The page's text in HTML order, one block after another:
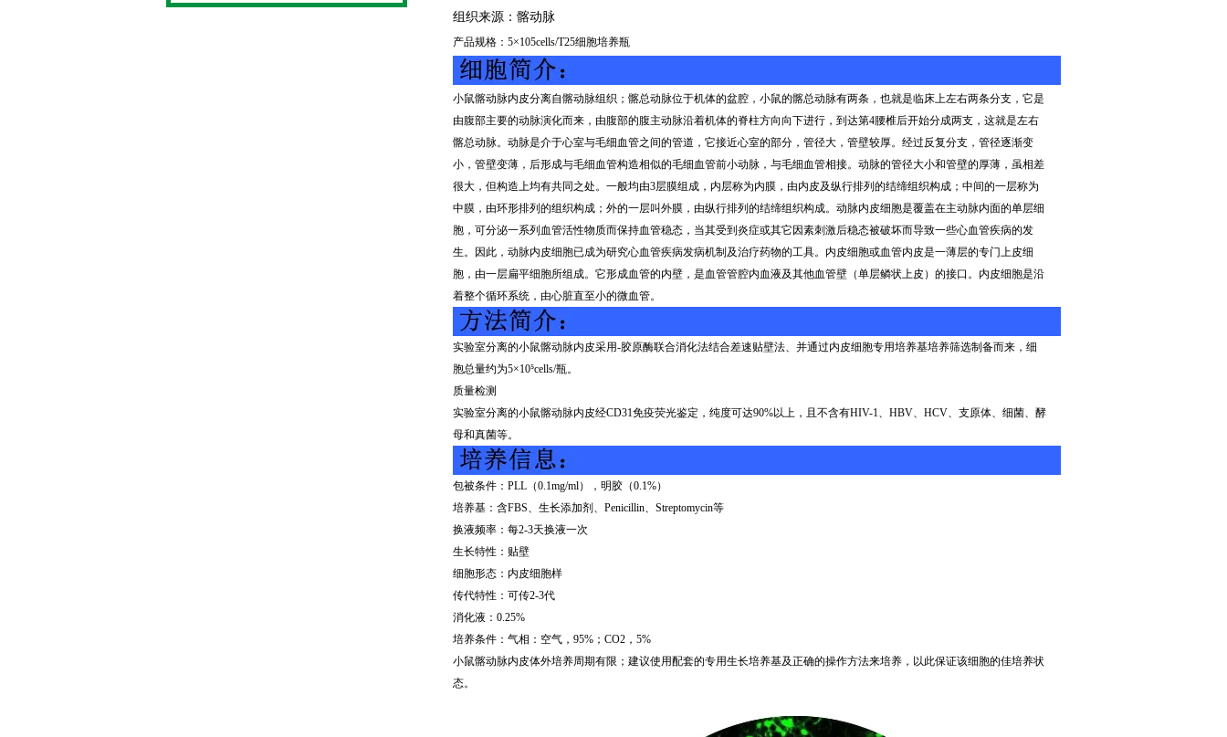
激研究精准检测工具
组织来源： 髂动脉
产品规格： 5×105cells/T25细胞培养瓶
小鼠髂动脉内皮分离自髂动脉组织；髂总动脉位于机体的盆腔，小鼠的髂总动脉有两条，也就是临床上左右两条分支，它是
由腹部主要的动脉演化而来，由腹部的腹主动脉沿着机体的脊柱方向向下进行，到达第4腰椎后开始分成两支，这就是左右
髂总动脉。动脉是介于心室与毛细血管之间的管道，它接近心室的部分，管径大，管壁较厚。经过反复分支，管径逐渐变
小，管壁变薄，后形成与毛细血管构造相似的毛细血管前小动脉，与毛细血管相接。动脉的管径大小和管壁的厚薄，虽相差
很大，但构造上均有共同之处。一般均由3层膜组成，内层称为内膜，由内皮及纵行排列的结缔组织构成；中间的一层称为
中膜，由环形排列的组织构成；外的一层叫外膜，由纵行排列的结缔组织构成。动脉内皮细胞是覆盖在主动脉内面的单层细
胞，可分泌一系列血管活性物质而保持血管稳态，当其受到炎症或其它因素刺激后稳态被破坏而导致一些心血管疾病的发
生。因此，动脉内皮细胞已成为研究心血管疾病发病机制及治疗药物的工具。内皮细胞或血管内皮是一薄层的专门上皮细
胞，由一层扁平细胞所组成。它形成血管的内壁，是血管管腔内血液及其他血管壁（单层鳞状上皮）的接口。内皮细胞是沿
着整个循环系统，由心脏直至小的微血管。
实验室分离的小鼠髂动脉内皮采用-胶原酶联合消化法结合差速贴壁法、并通过内皮细胞专用培养基培养筛选制备而来，细
胞总量约为5×10⁵cells/瓶。
质量检测
实验室分离的小鼠髂动脉内皮经CD31免疫荧光鉴定，纯度可达90%以上，且不含有HIV-1、 HBV、 HCV、支原体、细菌、酵
母和真菌等。
包被条件： PLL （0.1mg/ml），明胶（0.1%）
培养基：含FBS、生长添加剂、 Penicillin、 Streptomycin等
换液频率：每2-3天换液一次
生长特性：贴壁
细胞形态：内皮细胞样
传代特性：可传2-3代
消化液： 0.25%
培养条件：气相：空气， 95% ； CO2 ， 5%
小鼠髂动脉内皮体外培养周期有限；建议使用配套的专用生长培养基及正确的操作方法来培养，以此保证该细胞的佳培养状
态。